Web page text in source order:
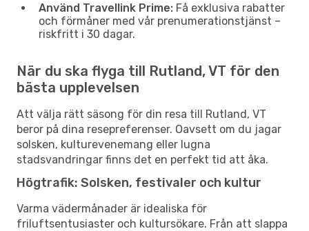
Använd Travellink Prime: Få exklusiva rabatter
och förmåner med vår prenumerationstjänst –
riskfritt i 30 dagar.
När du ska flyga till Rutland, VT för den
bästa upplevelsen
Att välja rätt säsong för din resa till Rutland, VT
beror på dina resepreferenser. Oavsett om du jagar
solsken, kulturevenemang eller lugna
stadsvandringar finns det en perfekt tid att åka.
Högtrafik: Solsken, festivaler och kultur
Varma vädermånader är idealiska för
friluftsentusiaster och kultursökare. Från att slappa